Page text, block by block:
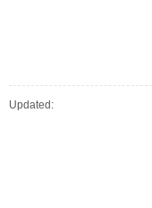
Updated: